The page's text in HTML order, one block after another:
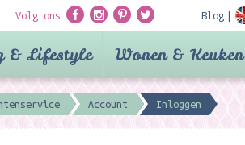
Volg ons Blog
& Lifestyle Wonen & Keuken
Account Inloggen